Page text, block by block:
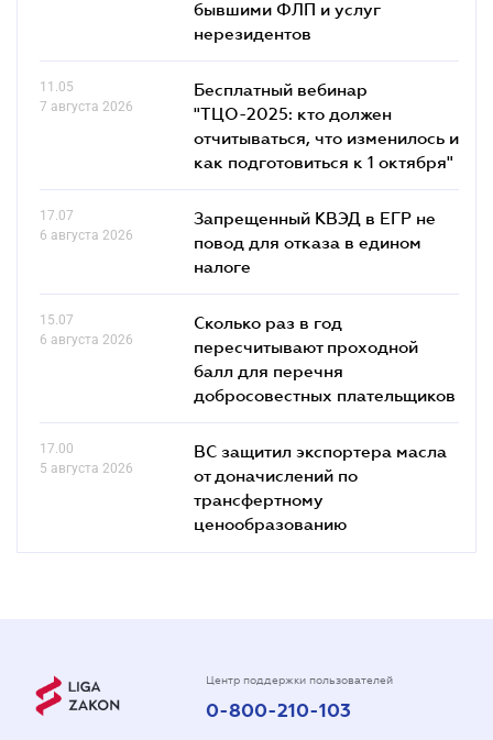
бывшими ФЛП и услуг
нерезидентов
11.05
7 августа 2026
Бесплатный вебинар
"ТЦО-2025: кто должен
отчитываться, что изменилось и
как подготовиться к 1 октября"
17.07
6 августа 2026
Запрещенный КВЭД в ЕГР не
повод для отказа в едином
налоге
15.07
6 августа 2026
Сколько раз в год
пересчитывают проходной
балл для перечня
добросовестных плательщиков
17.00
5 августа 2026
ВС защитил экспортера масла
от доначислений по
трансфертному
ценообразованию
Центр поддержки пользователей
0-800-210-103